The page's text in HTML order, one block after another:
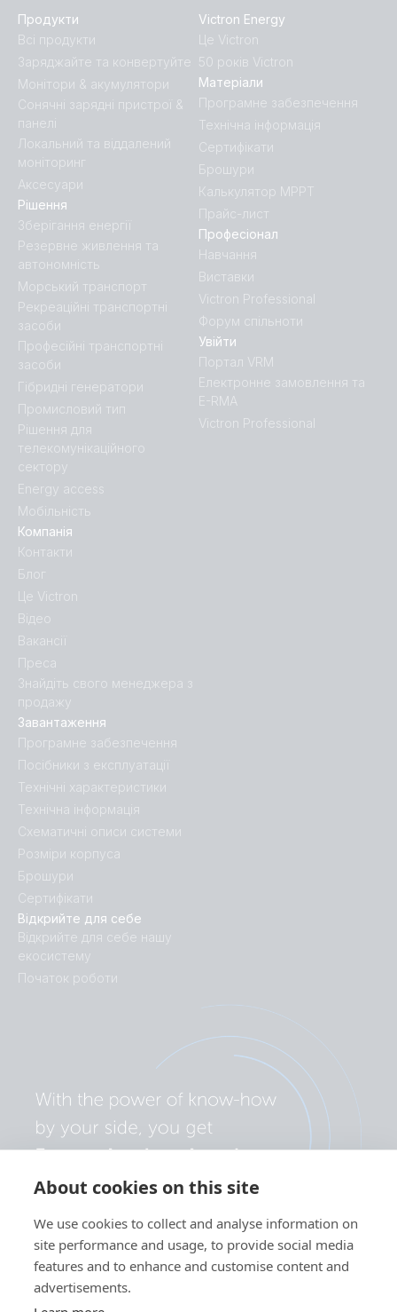
About cookies on this site
We use cookies to collect and analyse information on
site performance and usage, to provide social media
features and to enhance and customise content and
advertisements.
Продукти
Всі продукти
Заряджайте та конвертуйте
Монітори & акумулятори
Сонячні зарядні пристрої &
панелі
Локальний та віддалений
моніторинг
Аксесуари
Відкрийте для себе
Відкрийте для себе нашу
екосистему
Початок роботи
Victron Energy
Це Victron
50 років Victron
Завантаження
Програмне забезпечення
Посібники з експлуатації
Технічні характеристики
Технічна інформація
Схематичні описи системи
Розміри корпуса
Брошури
Сертифікати
Рішення
Зберігання енергії
Резервне живлення та
автономність
Морський транспорт
Рекреаційні транспортні
засоби
Професійні транспортні
засоби
Гібридні генератори
Промисловий тип
Рішення для
телекомунікаційного
сектору
Energy access
Мобільність
Компанія
Контакти
Блог
Це Victron
Відео
Вакансії
Преса
Знайдіть свого менеджера з
продажу
Матеріали
Програмне забезпечення
Технічна інформація
Сертифікати
Брошури
Калькулятор MPPT
Прайс-лист
Професіонал
Навчання
Виставки
Victron Professional
Форум спільноти
Увійти
Портал VRM
Електронне замовлення та
E-RMA
Victron Professional